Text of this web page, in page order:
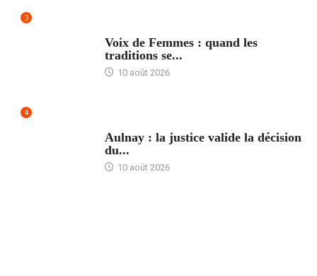
3
Voix de Femmes : quand les
traditions se...
10 août 2026
4
Aulnay : la justice valide la décision
du...
10 août 2026